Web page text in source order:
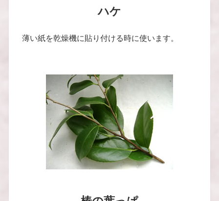
ハケ
薄い紙を乾燥機に貼り付ける時に使います。